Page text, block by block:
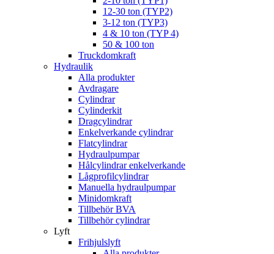
12-30 ton (TYP2)
3-12 ton (TYP3)
4 & 10 ton (TYP 4)
50 & 100 ton
Truckdomkraft
Hydraulik
Alla produkter
Avdragare
Cylindrar
Cylinderkit
Dragcylindrar
Enkelverkande cylindrar
Flatcylindrar
Hydraulpumpar
Hålcylindrar enkelverkande
Lågprofilcylindrar
Manuella hydraulpumpar
Minidomkraft
Tillbehör BVA
Tillbehör cylindrar
Lyft
Frihjulslyft